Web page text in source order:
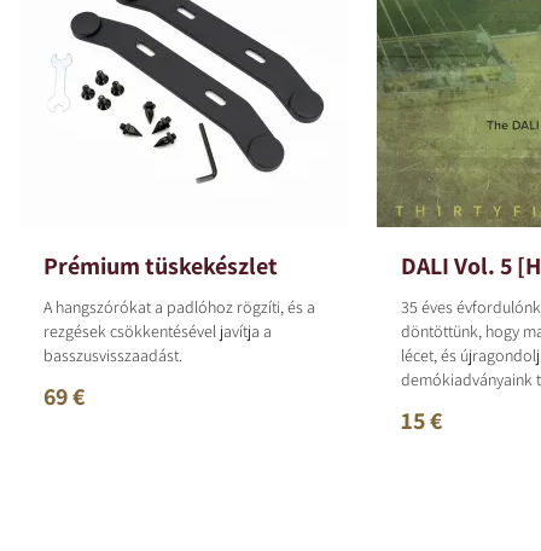
Prémium tüskekészlet
A hangszórókat a padlóhoz rögzíti, és a
rezgések csökkentésével javítja a
basszusvisszaadást.
69 €
DALI Vol. 5
35 éves
döntöttünk, hogy
lécet, és
demókiadványaink
15 €